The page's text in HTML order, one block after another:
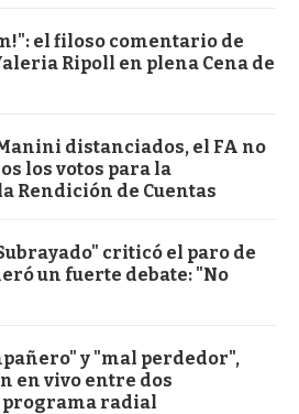
el filoso comentario de
Ripoll en plena Cena de
distanciados, el FA no
los votos para la
Rendición de Cuentas
criticó el paro de
un fuerte debate: "No
y "mal perdedor",
en vivo entre dos
radial